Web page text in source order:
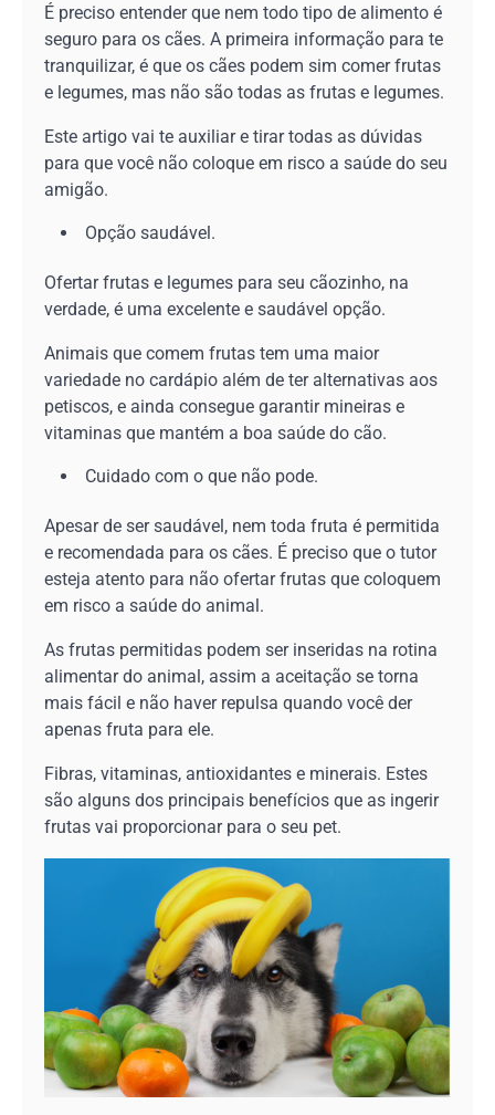
É preciso entender que nem todo tipo de alimento é
seguro para os cães. A primeira informação para te
tranquilizar, é que os cães podem sim comer frutas
e legumes, mas não são todas as frutas e legumes.
Este artigo vai te auxiliar e tirar todas as dúvidas
para que você não coloque em risco a saúde do seu
amigão.
Opção saudável.
Ofertar frutas e legumes para seu cãozinho, na
verdade, é uma excelente e saudável opção.
Animais que comem frutas tem uma maior
variedade no cardápio além de ter alternativas aos
petiscos, e ainda consegue garantir mineiras e
vitaminas que mantém a boa saúde do cão.
Cuidado com o que não pode.
Apesar de ser saudável, nem toda fruta é permitida
e recomendada para os cães. É preciso que o tutor
esteja atento para não ofertar frutas que coloquem
em risco a saúde do animal.
As frutas permitidas podem ser inseridas na rotina
alimentar do animal, assim a aceitação se torna
mais fácil e não haver repulsa quando você der
apenas fruta para ele.
Fibras, vitaminas, antioxidantes e minerais. Estes
são alguns dos principais benefícios que as ingerir
frutas vai proporcionar para o seu pet.